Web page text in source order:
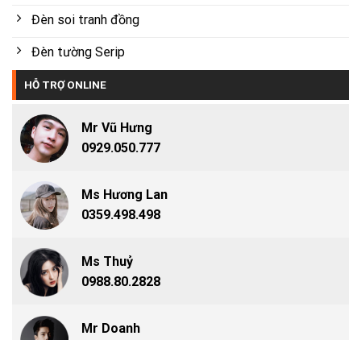
Đèn soi tranh đồng
Đèn tường Serip
HỖ TRỢ ONLINE
Mr Vũ Hưng
0929.050.777
Ms Hương Lan
0359.498.498
Ms Thuỷ
0988.80.2828
Mr Doanh